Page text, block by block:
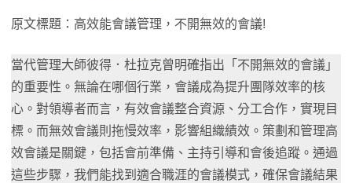
原文標題：高效能會議管理，不開無效的會議!
當代管理大師彼得．杜拉克曾明確指出「不開無效的會議」
的重要性。無論在哪個行業，會議成為提升團隊效率的核
心。對領導者而言，有效會議整合資源、分工合作，實現目
標。而無效會議則拖慢效率，影響組織績效。策劃和管理高
效會議是關鍵，包括會前準備、主持引導和會後追蹤。通過
這些步驟，我們能找到適合職涯的會議模式，確保會議結果